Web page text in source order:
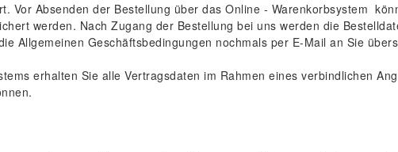
Vor Absenden der Bestellung über das Online - Warenkorbsystem
werden. Nach Zugang der Bestellung bei uns werden die
Allgemeinen Geschäftsbedingungen nochmals per E-Mail an Sie
erhalten Sie alle Vertragsdaten im Rahmen eines verbindlichen